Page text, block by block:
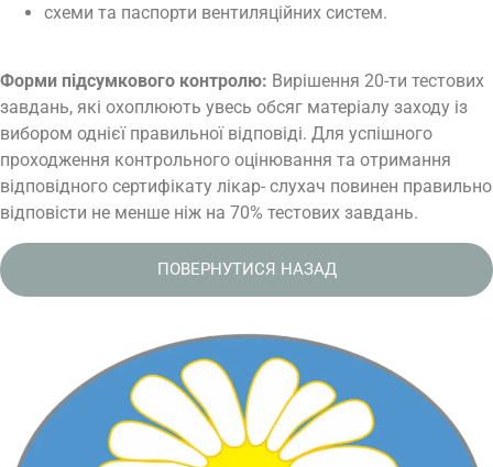
схеми та паспорти вентиляційних систем.
Форми підсумкового контролю: Вирішення 20-ти тестових
завдань, які охоплюють увесь обсяг матеріалу заходу із
вибором однієї правильної відповіді. Для успішного
проходження контрольного оцінювання та отримання
відповідного сертифікату лікар- слухач повинен правильно
відповісти не менше ніж на 70% тестових завдань.
ПОВЕРНУТИСЯ НАЗАД